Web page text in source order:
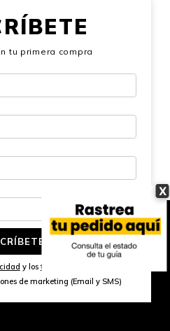
X
tu primera compra
y lostérminos y condiciones
de marketing (Email y SMS)